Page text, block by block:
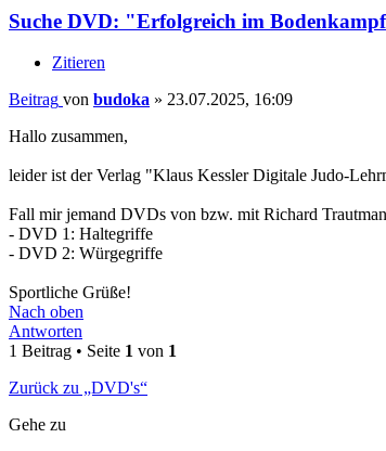
Suche DVD: "Erfolgreich im
Zitieren
Beitrag von budoka » 23.07.2025, 16:09
Hallo zusammen,
leider ist der Verlag "Klaus Kessler Digitale Judo-
Fall mir jemand DVDs von bzw. mit Richard
- DVD 1: Haltegriffe
- DVD 2: Würgegriffe
Sportliche Grüße!
Nach oben
Antworten
1 Beitrag • Seite 1 von 1
Zurück zu „DVD's“
Gehe zu